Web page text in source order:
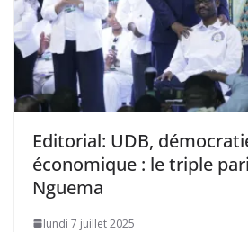
Editorial: UDB,
économique : le triple
Nguema
lundi 7 juillet 2025